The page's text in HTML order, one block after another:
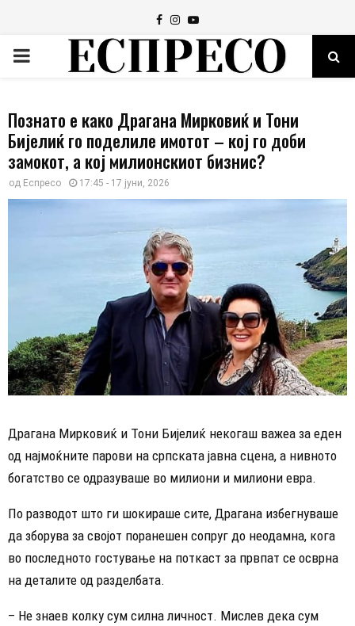
Facebook
Instagram
Youtube
PRIMARY
Познато е како Драгана Мирковиќ и Тони
Бијелиќ го поделиле имотот – кој го доби
замокот, а кој милионскиот бизнис?
од Еспресо 17:45 - 17 јуни, 2026
Драгана Мирковиќ и Тони Бијелиќ некогаш важеа за еден
од најмоќните парови на српската јавна сцена, а нивното
богатство се одразуваше во милиони и милиони евра.
По разводот што ги шокираше сите, Драгана избегнуваше
да зборува за својот поранешен сопруг до неодамна, кога
во последното гостување на поткаст за првпат се осврна
на деталите од разделбата.
– Не знаев колку сум силна личност. Мислев дека сум